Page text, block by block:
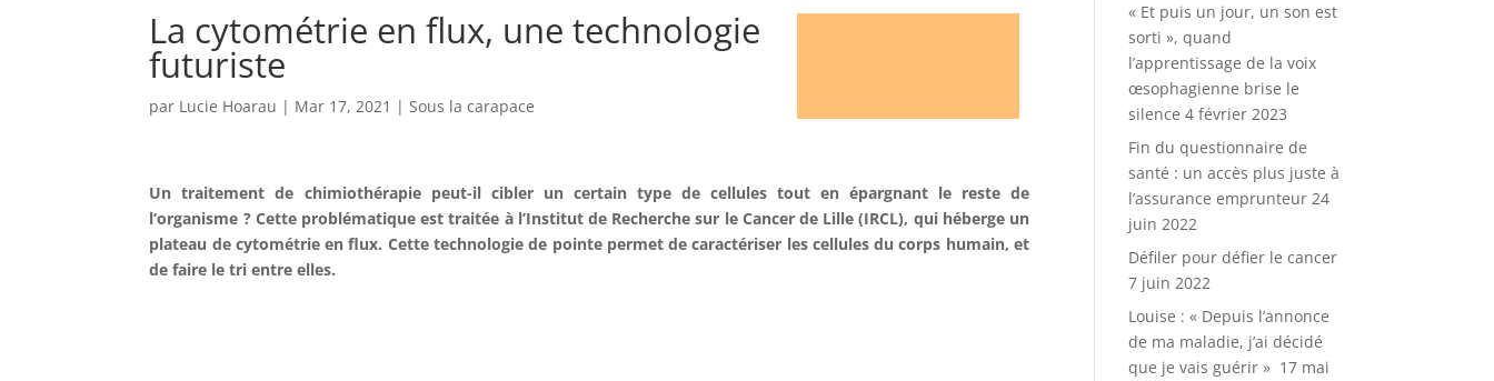
La cytométrie en flux, une technologie
futuriste
par Lucie Hoarau | Mar 17, 2021 |Sous la carapace
Un traitement de chimiothérapie peut-il cibler un certain type de cellules tout en épargnant le reste de
l’organisme ? Cette problématique est traitée à l’Institut de Recherche sur le Cancer de Lille (IRCL), qui héberge un
plateau de cytométrie en flux. Cette technologie de pointe permet de caractériser les cellules du corps humain, et
de faire le tri entre elles.
« Et puis un jour, un son est
sorti », quand
l’apprentissage de la voix
œsophagienne brise le
silence 4 février 2023
Fin du questionnaire de
santé : un accès plus juste à
l’assurance emprunteur 24
juin 2022
Défiler pour défier le cancer
7 juin 2022
Louise : « Depuis l’annonce
de ma maladie, j’ai décidé
que je vais guérir » 17 mai